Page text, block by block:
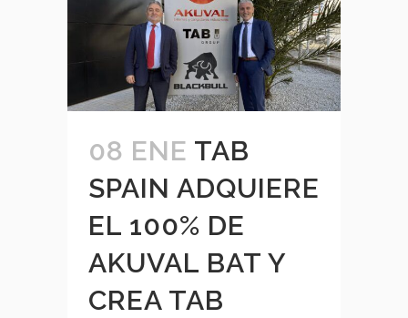
08 ENE TAB
SPAIN ADQUIERE
EL 100% DE
AKUVAL BAT Y
CREA TAB